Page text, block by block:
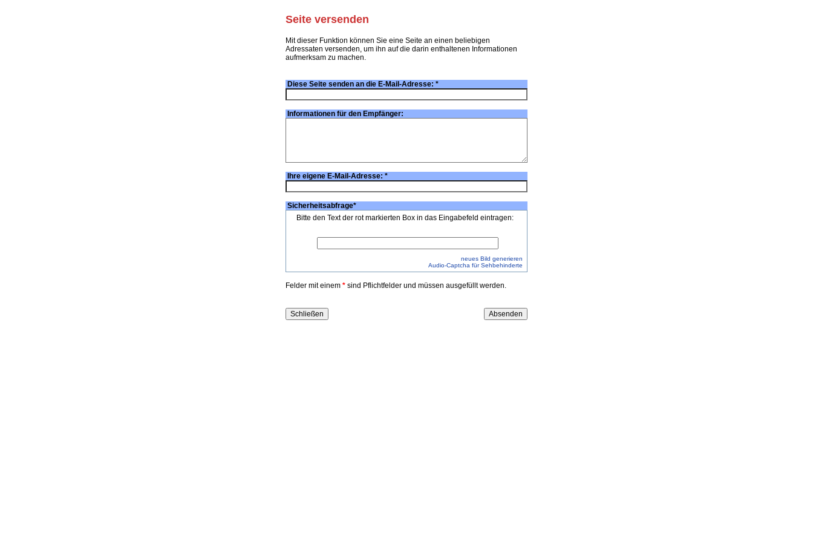
Seite versenden
Mit dieser Funktion können Sie eine Seite an einen beliebigen
Adressaten versenden, um ihn auf die darin enthaltenen Informationen
aufmerksam zu machen.
Diese Seite senden an die E-Mail-Adresse: *
Informationen für den Empfänger:
Ihre eigene E-Mail-Adresse: *
Sicherheitsabfrage*
Bitte den Text der rot markierten Box in das Eingabefeld eintragen:
neues Bild generieren
Audio-Captcha für Sehbehinderte
Felder mit einem * sind Pflichtfelder und müssen ausgefüllt werden.